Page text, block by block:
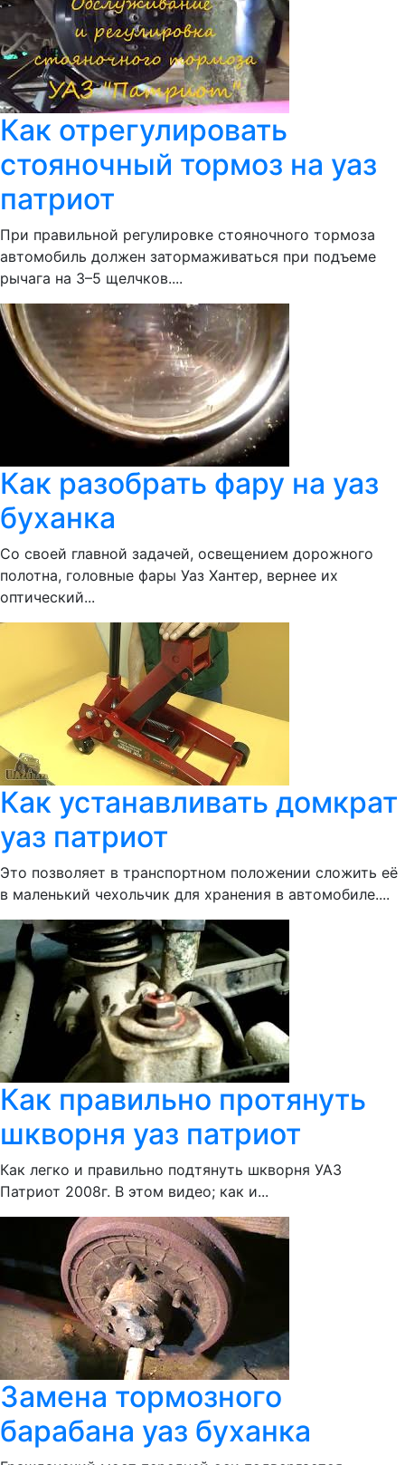
Как отрегулировать
стояночный тормоз на уаз
патриот
При правильной регулировке стояночного тормоза
автомобиль должен затормаживаться при подъеме
рычага на 3–5 щелчков....
Как разобрать фару на уаз
буханка
Со своей главной задачей, освещением дорожного
полотна, головные фары Уаз Хантер, вернее их
оптический...
Как устанавливать домкрат
уаз патриот
Это позволяет в транспортном положении сложить её
в маленький чехольчик для хранения в автомобиле....
Как правильно протянуть
шкворня уаз патриот
Как легко и правильно подтянуть шкворня УАЗ
Патриот 2008г. В этом видео; как и...
Замена тормозного
барабана уаз буханка